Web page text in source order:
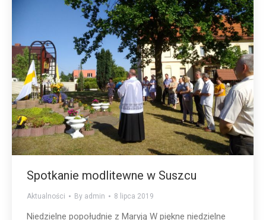
Spotkanie modlitewne w Suszcu
Aktualności By admin 8 lipca 2019
Niedzielne popołudnie z Maryją W piękne niedzielne